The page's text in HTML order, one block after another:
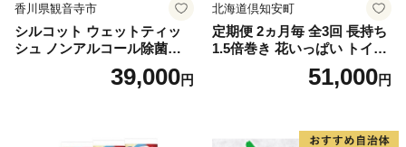
香川県観音寺市
シルコット ウェットティッ
シュ ノンアルコール除菌詰
替（43枚×3P）×24袋 日用品
おもちゃ 拭き取り 手拭き 外
39,000円
北海道倶知安町
定期便 2ヵ月毎 全3回 長持ち
1.5倍巻き 花いっぱい トイレ
ットペーパー ダブル 45ｍ 計
72ロール 全18種 花柄 プリン
ー 消耗品 備蓄 送料無料 北海
51,000円